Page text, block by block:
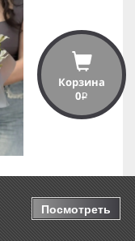
Корзина
0i
Посмотреть